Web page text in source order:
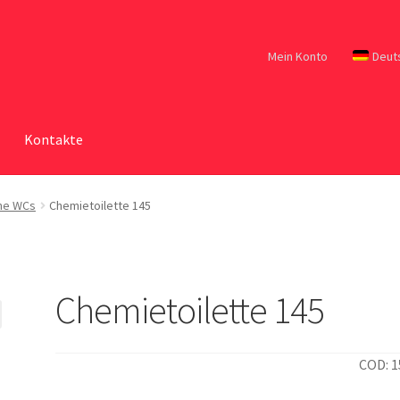
Mein Konto
Kontakte
WCs Chemietoilette 145
Chemietoilette 145
COD: